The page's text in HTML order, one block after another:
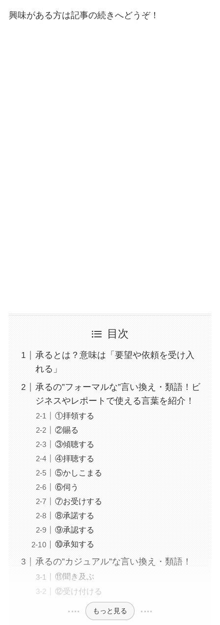
興味がある方は記事の続きへどうぞ！
目次
承るとは？意味は「要望や依頼を受け入
れる」
承るの”フォーマルな”言い換え・類語！ビ
ジネスやレポートで使える言葉を紹介！
①拝領する
②賜る
③傾聴する
④拝聴する
⑤かしこまる
⑥伺う
⑦お受けする
⑧承諾する
⑨承認する
⑩承知する
承るの”カジュアル”な言い換え・類語！
⑪聞き及ぶ
⑫受け付ける
もっと見る